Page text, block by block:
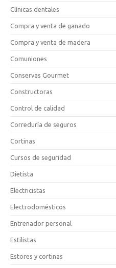
Clínicas dentales
Compra y venta de ganado
Compra y venta de madera
Comuniones
Conservas Gourmet
Constructoras
Control de calidad
Correduría de seguros
Cortinas
Cursos de seguridad
Dietista
Electricistas
Electrodomésticos
Entrenador personal
Estilistas
Estores y cortinas